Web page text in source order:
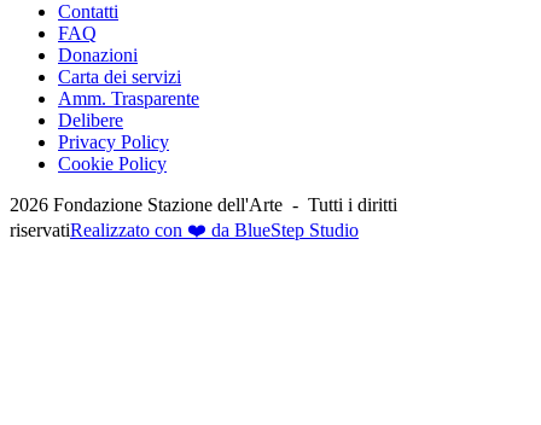
Contatti
FAQ
Donazioni
Carta dei servizi
Amm. Trasparente
Delibere
Privacy Policy
Cookie Policy
2026 Fondazione Stazione dell'Arte - Tutti i diritti
riservatiRealizzato con ❤️ da BlueStep Studio